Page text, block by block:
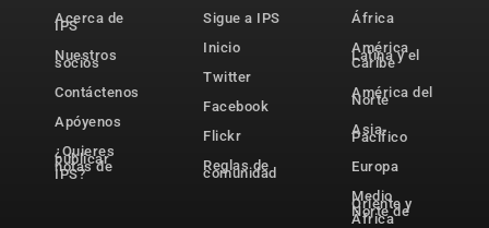
Acerca de
IPS
Nuestros
socios
Contáctenos
Apóyenos
¿Quieres
publicar
notas de
IPS?
Sigue a IPS
Inicio
Twitter
Facebook
Flickr
Reglas de
comunidad
África
América
Latina y el
Caribe
América del
Norte
Asia-
Pacífico
Europa
Medio
Oriente y
Norte de
África